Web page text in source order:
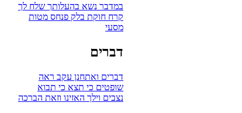
במדבר נשא בהעלותך שלח לך
קרח חוקת בלק פנחס מטות
מסעי
דברים
דברים ואתחנן עקב ראה
שופטים כי תצא כי תבוא
נצבים וילך האזינו וזאת הברכה